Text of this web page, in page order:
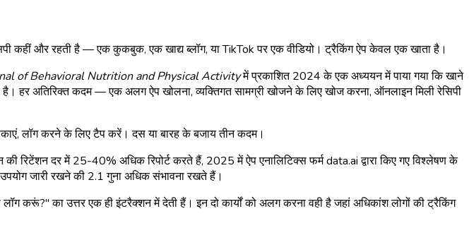
कहीं और रहती है — एक कुकबुक, एक खाद्य ब्लॉग, या TikTok पर एक वीडियो। ट्रैकिंग ऐप केवल एक खाता है।
of Behavioral Nutrition and Physical Activityमें प्रकाशित 2024 के एक अध्ययन में पाया गया कि खाने
हर अतिरिक्त कदम — एक अलग ऐप खोलना, व्यक्तिगत सामग्री खोजने के लिए खोज करना, ऑनलाइन मिली रेसिपी
लॉग करने के लिए टैप करें। दस या बारह के बजाय तीन कदम।
दर में 25-40% अधिक रिपोर्ट करते हैं, 2025 में ऐप एनालिटिक्स फर्म data.ai द्वारा किए गए विश्लेषण के
जारी रखने की 2.1 गुना अधिक संभावना रखते हैं।
करूं?" का उत्तर एक ही इंटरैक्शन में देती हैं। इन दो कार्यों को अलग करना वही है जहां अधिकांश लोगों की ट्रैकिंग